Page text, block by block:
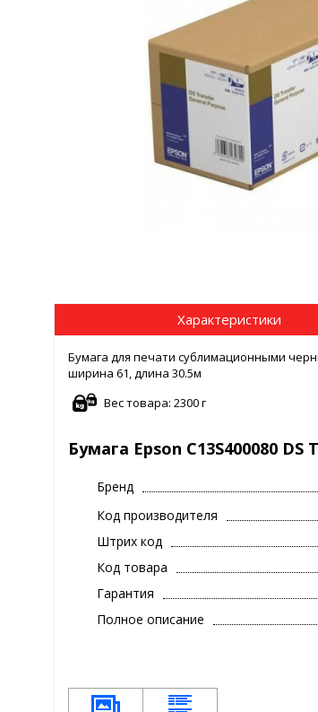
Характеристики
Бумага для печати сублимационными
ширина 61, длина 30.5м
Вес товара: 2300 г
Бумага Epson C13S400080
Бренд
Код производителя
Штрих код
Код товара
Гарантия
Полное описание